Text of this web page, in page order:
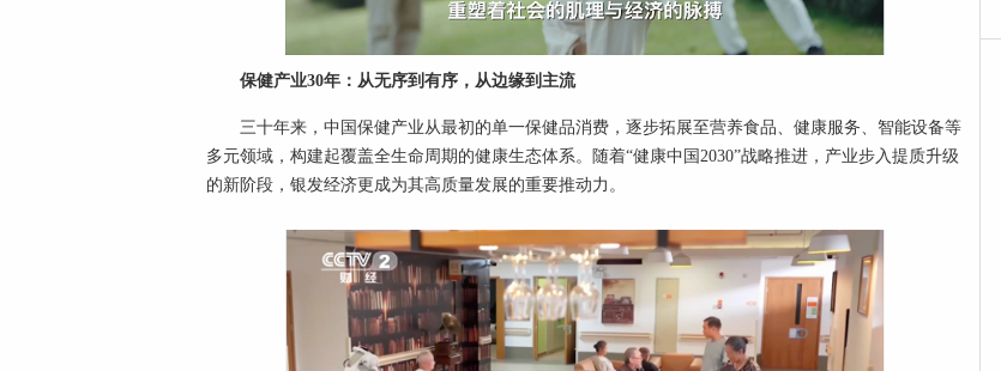
保健产业30年：从无序到有序，从边缘到主流
三十年来，中国保健产业从最初的单一保健品消费，逐步拓展至营养食品、健康服务、智能设备等
多元领域，构建起覆盖全生命周期的健康生态体系。随着“健康中国2030”战略推进，产业步入提质升级
的新阶段，银发经济更成为其高质量发展的重要推动力。